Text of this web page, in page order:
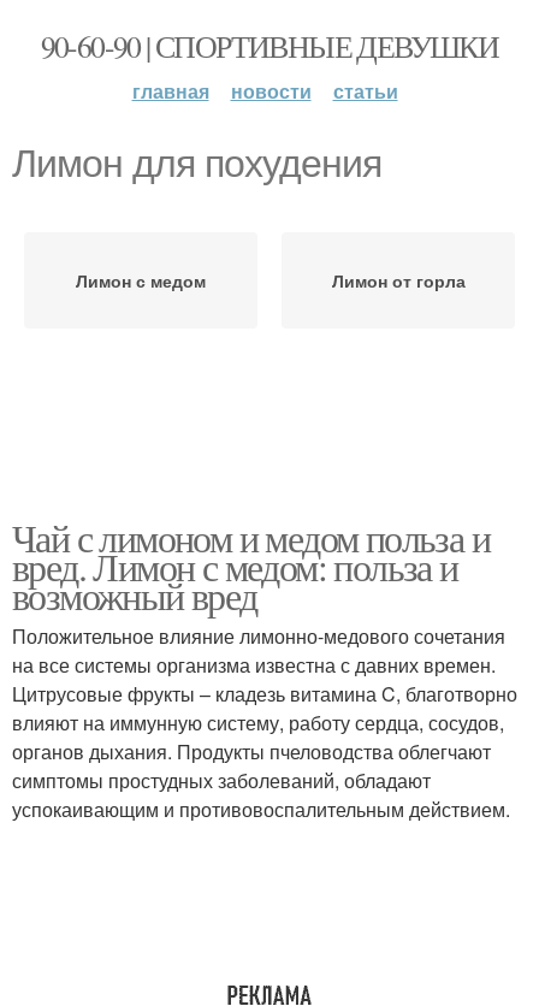
90-60-90 | СПОРТИВНЫЕ ДЕВУШКИ
главная новости статьи
Лимон для похудения
Лимон с медом Лимон от горла
Чай с лимоном и медом польза и
вред. Лимон с медом: польза и
возможный вред
Положительное влияние лимонно-медового сочетания
на все системы организма известна с давних времен.
Цитрусовые фрукты – кладезь витамина C, благотворно
влияют на иммунную систему, работу сердца, сосудов,
органов дыхания. Продукты пчеловодства облегчают
симптомы простудных заболеваний, обладают
успокаивающим и противовоспалительным действием.